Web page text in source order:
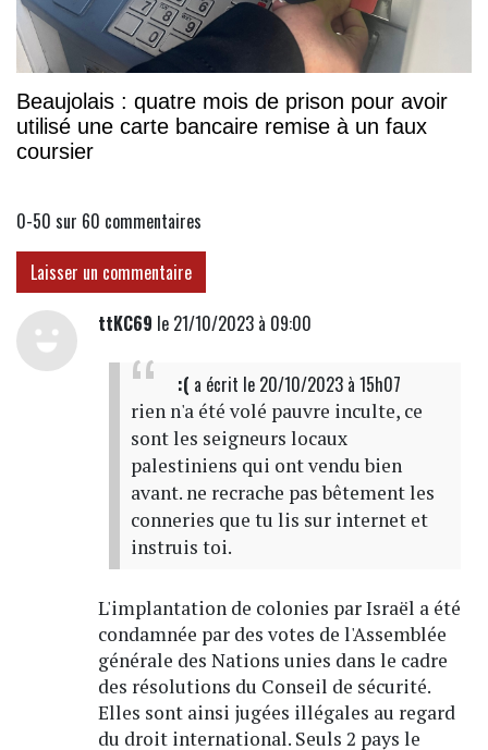
Beaujolais : quatre mois de prison pour avoir
utilisé une carte bancaire remise à un faux
coursier
0-50 sur 60 commentaires
Laisser un commentaire
ttKC69 le 21/10/2023 à 09:00
:( a écrit le 20/10/2023 à 15h07
rien n'a été volé pauvre inculte, ce
sont les seigneurs locaux
palestiniens qui ont vendu bien
avant. ne recrache pas bêtement les
conneries que tu lis sur internet et
instruis toi.
L'implantation de colonies par Israël a été
condamnée par des votes de l'Assemblée
générale des Nations unies dans le cadre
des résolutions du Conseil de sécurité.
Elles sont ainsi jugées illégales au regard
du droit international. Seuls 2 pays le